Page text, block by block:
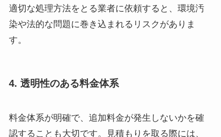
適切な処理方法をとる業者に依頼すると、環境汚
染や法的な問題に巻き込まれるリスクがありま
す。
4. 透明性のある料金体系
料金体系が明確で、追加料金が発生しないかを確
認することも大切です。見積もりを取る際には、